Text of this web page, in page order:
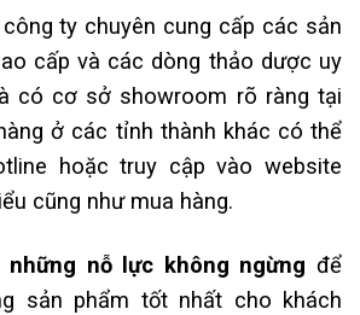
ty chuyên cung cấp các sản
cấp và các dòng thảo dược uy
có cơ sở showroom rõ ràng tại
ở các tỉnh thành khác có thể
hoặc truy cập vào website
cũng như mua hàng.
nỗ lực không ngừng để
sản phẩm tốt nhất cho khách